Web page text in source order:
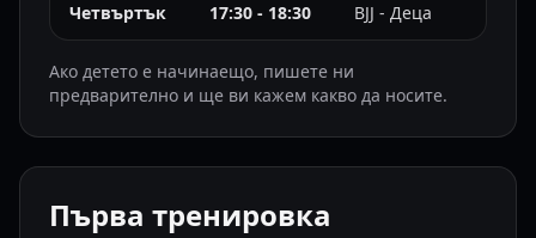
Четвъртък 17:30 - 18:30 BJJ - Деца
Ако детето е начинаещо, пишете ни
предварително и ще ви кажем какво да носите.
Първа тренировка